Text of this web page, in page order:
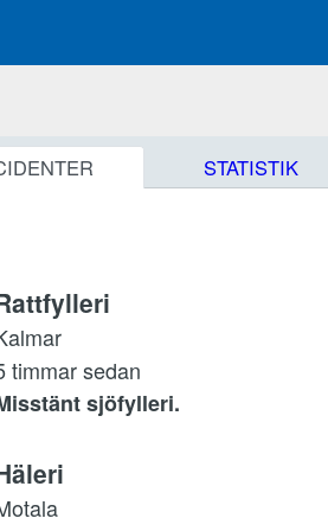
STATISTIK
timmar sedan
sjöfylleri.